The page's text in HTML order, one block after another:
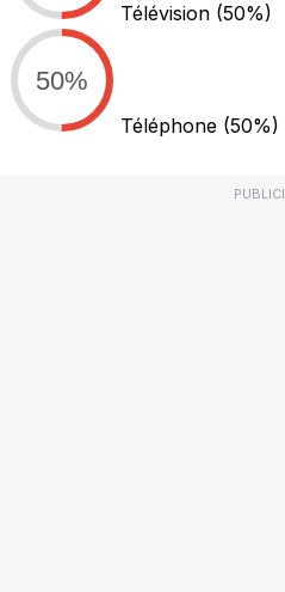
Télévision (50%)
50%
Téléphone (50%)